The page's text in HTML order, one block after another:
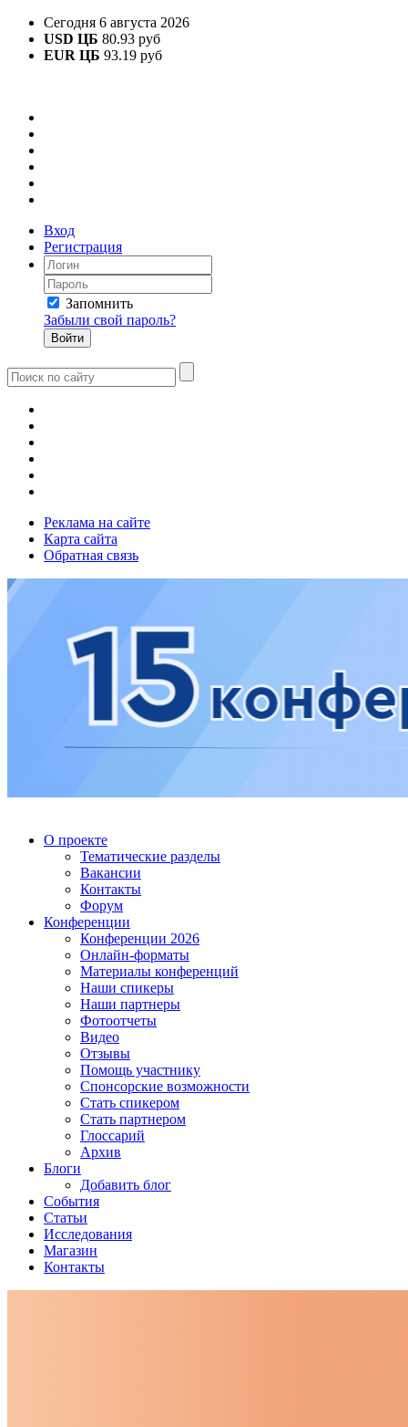
Сегодня 6 августа 2026
USD ЦБ 80.93 руб
EUR ЦБ 93.19 руб
Вход
Регистрация
Запомнить
Забыли свой пароль?
Реклама на сайте
Карта сайта
Обратная связь
О проекте
Тематические разделы
Вакансии
Контакты
Форум
Конференции
Конференции 2026
Онлайн-форматы
Материалы конференций
Наши спикеры
Наши партнеры
Фотоотчеты
Видео
Отзывы
Помощь участнику
Спонсорские возможности
Стать спикером
Стать партнером
Глоссарий
Архив
Блоги
Добавить блог
События
Статьи
Исследования
Магазин
Контакты